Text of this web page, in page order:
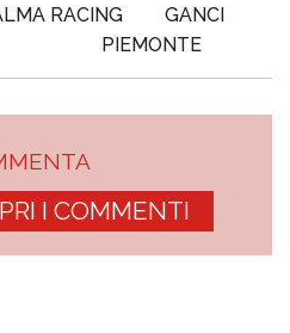
RACING
GANCI
PIEMONTE
I COMMENTI